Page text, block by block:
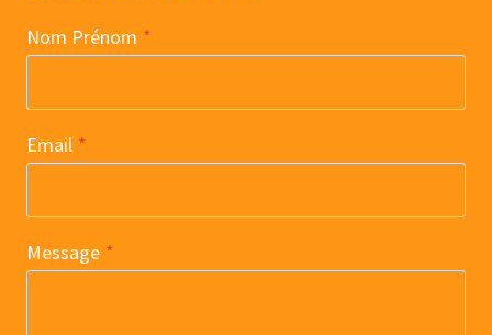
Nom Prénom *
Email *
Message *